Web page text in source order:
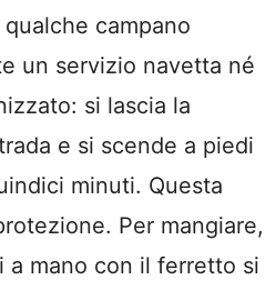
campano
un servizio navetta né
si lascia la
e si scende a piedi
minuti. Questa
Per mangiare,
a mano con il ferretto si